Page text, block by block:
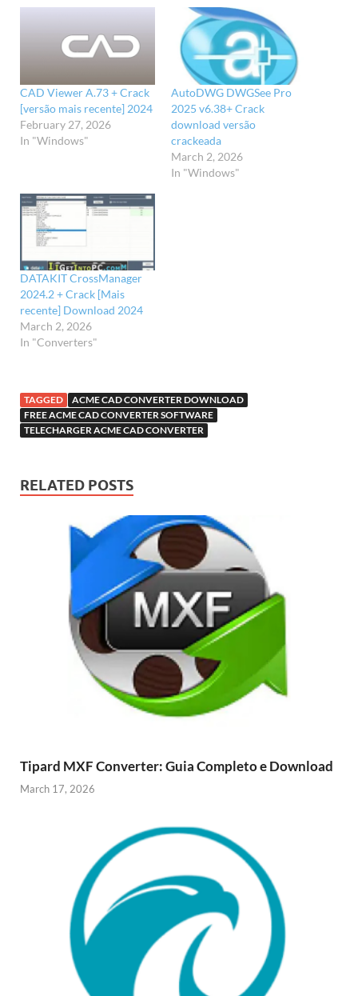
CAD Viewer A.73 + Crack
[versão mais recente] 2024
February 27, 2026
In "Windows"
AutoDWG DWGSee Pro
2025 v6.38+ Crack
download versão
crackeada
March 2, 2026
In "Windows"
DATAKIT CrossManager
2024.2 + Crack [Mais
recente] Download 2024
March 2, 2026
In "Converters"
TAGGED
ACME CAD CONVERTER DOWNLOAD
FREE ACME CAD CONVERTER SOFTWARE
TELECHARGER ACME CAD CONVERTER
RELATED POSTS
Tipard MXF Converter: Guia Completo e Download
March 17, 2026